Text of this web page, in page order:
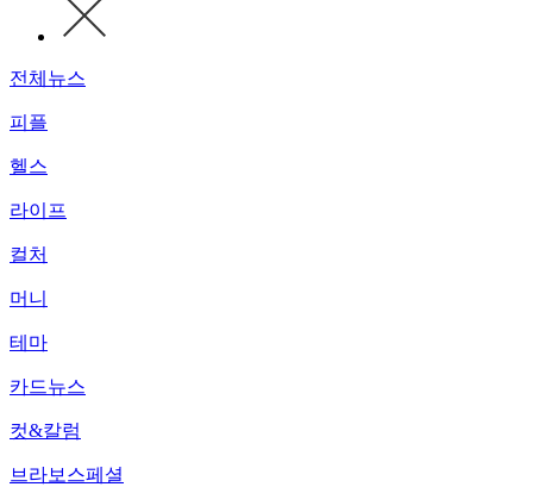
전체뉴스
피플
헬스
라이프
컬처
머니
테마
카드뉴스
컷&칼럼
브라보스페셜